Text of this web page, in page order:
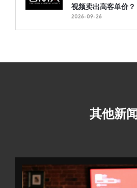
视频卖出高客单价？
2026-09-26
其他新闻